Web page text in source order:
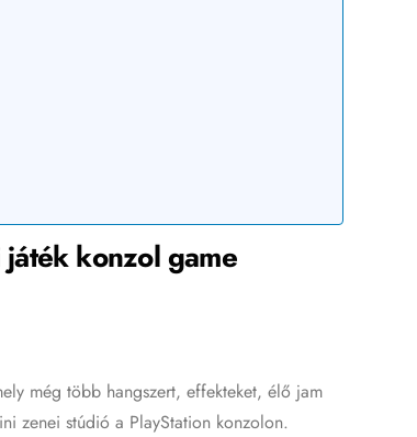
konzol game
még több hangszert, effekteket, élő jam
zenei stúdió a PlayStation konzolon.